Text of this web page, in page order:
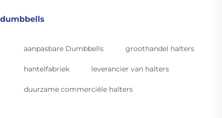
dumbbells
aanpasbare Dumbbells groothandel halters
hantelfabriek leverancier van halters
duurzame commerciële halters